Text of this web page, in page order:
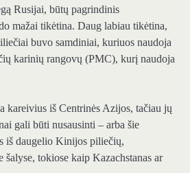
Rusijai, būtų pagrindinis
mažai tikėtina. Daug labiau tikėtina,
buvo samdiniai, kuriuos naudoja
karinių rangovų (PMC), kurį naudoja
kareivius iš Centrinės Azijos, tačiau jų
gali būti nusausinti – arba šie
iš daugelio Kinijos piliečių,
šalyse, tokiose kaip Kazachstanas ar